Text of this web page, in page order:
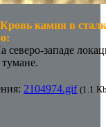
камня в
северо-западе
2104974.gif (1.1